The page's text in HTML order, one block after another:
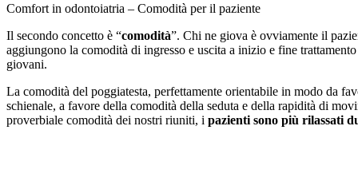
Comfort in odontoiatria – Comodità per il paziente
Il secondo concetto è “comodità”. Chi ne giova è ovviamente il
aggiungono la comodità di ingresso e uscita a inizio e fine
giovani.
La comodità del poggiatesta, perfettamente orientabile in modo da
schienale, a favore della comodità della seduta e della rapidità di
proverbiale comodità dei nostri riuniti, i pazienti sono più rilassati